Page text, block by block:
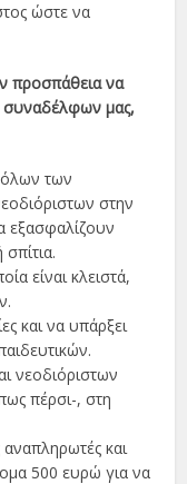
ώστε να
προσπάθεια να
συναδέλφων μας,
όλων των
στην
εξασφαλίζουν
είναι κλειστά,
και να υπάρξει
νεοδιόριστων
πέρσι-, στη
και
500 ευρώ για να